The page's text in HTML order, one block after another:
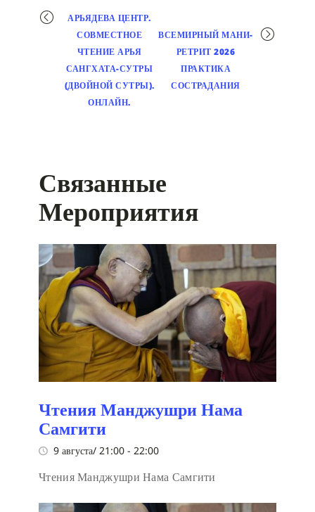
Мероприятие
навигация
АРЬЯДЕВА ЦЕНТР.
СОВМЕСТНОЕ
ЧТЕНИЕ АРЬЯ
САНГХАТА-СУТРЫ
(ДВОЙНОЙ СУТРЫ).
ОНЛАЙН.
ВСЕМИРНЫЙ МАНИ-
РЕТРИТ 2026
ПРАКТИКА
СОСТРАДАНИЯ
Связанные
Мероприятия
Чтения Манджушри Нама
Самгити
9 августа/ 21:00 - 22:00
Чтения Манджушри Нама Самгити